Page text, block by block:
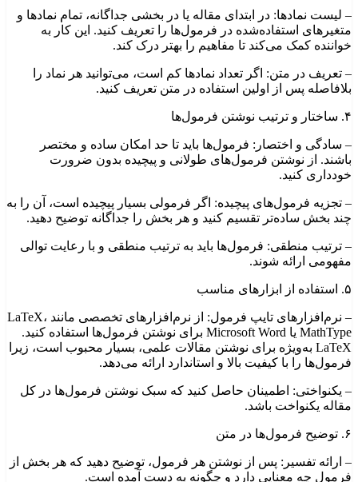
– لیست نمادها: در ابتدای مقاله یا در بخشی جداگانه، تمام نمادها و
متغیرهای استفاده‌شده در فرمول‌ها را تعریف کنید. این کار به
خواننده کمک می‌کند تا مفاهیم را بهتر درک کند.
– تعریف در متن: اگر تعداد نمادها کم است، می‌توانید هر نماد را
بلافاصله پس از اولین استفاده در متن تعریف کنید.
۴. ساختار و ترتیب نوشتن فرمول‌ها
– سادگی و اختصار: فرمول‌ها باید تا حد امکان ساده و مختصر
باشند. از نوشتن فرمول‌های طولانی و پیچیده بدون ضرورت
خودداری کنید.
– تجزیه فرمول‌های پیچیده: اگر فرمولی بسیار پیچیده است، آن را به
چند بخش ساده‌تر تقسیم کنید و هر بخش را جداگانه توضیح دهید.
– ترتیب منطقی: فرمول‌ها باید به ترتیب منطقی و با رعایت توالی
مفهومی ارائه شوند.
۵. استفاده از ابزارهای مناسب
– نرم‌افزارهای تایپ فرمول: از نرم‌افزارهای تخصصی مانند LaTeX،
MathType یا Microsoft Word برای نوشتن فرمول‌ها استفاده کنید.
LaTeX به‌ویژه برای نوشتن مقالات علمی، بسیار محبوب است، زیرا
فرمول‌ها را با کیفیت بالا و استاندارد ارائه می‌دهد.
– یکنواختی: اطمینان حاصل کنید که سبک نوشتن فرمول‌ها در کل
مقاله یکنواخت باشد.
۶. توضیح فرمول‌ها در متن
– ارائه تفسیر: پس از نوشتن هر فرمول، توضیح دهید که هر بخش از
فرمول چه معنایی دارد و چگونه به دست آمده است.